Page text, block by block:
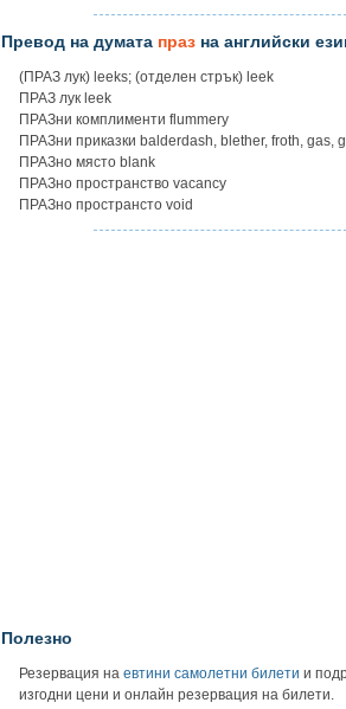
Превод на думата праз на английски
(ПРАЗ лук) leeks; (отделен стрък) leek
ПРАЗ лук leek
ПРАЗни комплименти flummery
ПРАЗни приказки balderdash, blether, froth, gas,
ПРАЗно място blank
ПРАЗно пространство vacancy
ПРАЗно пространсто void
Полезно
Резервация на евтини самолетни билети и
изгодни цени и онлайн резервация на билети.